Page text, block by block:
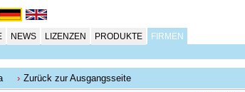
NEWS LIZENZEN PRODUKTE FIRMEN
Zurück zur Ausgangsseite